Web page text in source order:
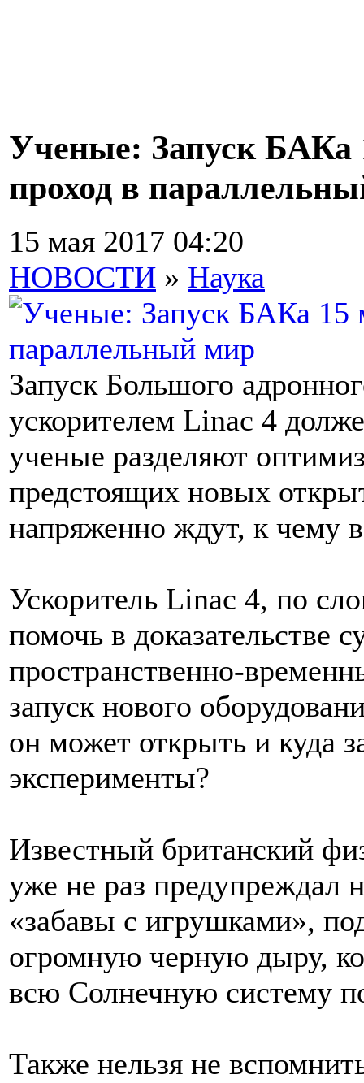
Ученые: Запуск БАКа
проход в
15 мая 2017 04:20
НОВОСТИ » Наука
Запуск Большого
ускорителем Linac 4
ученые разделяют
предстоящих новых
напряженно ждут, к чему
Ускоритель Linac 4, по
помочь в доказательстве
пространственно-
запуск нового
он может открыть и куда
эксперименты?
Известный британский
уже не раз предупреждал
«забавы с игрушками»,
огромную черную дыру,
всю Солнечную систему
Также нельзя не